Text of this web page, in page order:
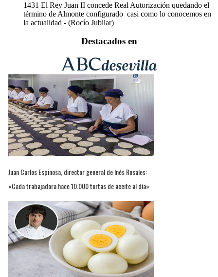
1431 El Rey Juan II concede Real Autorización quedando el
término de Almonte configurado casi como lo conocemos en
la actualidad - (Rocío Jubilar)
Destacados en
Juan Carlos Espinosa, director general de Inés Rosales:
«Cada trabajadora hace 10.000 tortas de aceite al día»